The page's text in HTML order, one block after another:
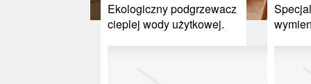
Ekologiczny podgrzewacz
cieplej wody użytkowej.